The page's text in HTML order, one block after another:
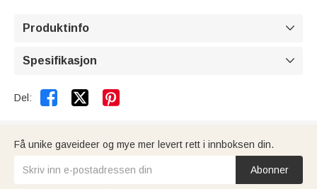
Produktinfo 
Spesifikasjon 
Del:  
Få unike gaveideer og mye mer levert rett i innboksen din.
Abonner